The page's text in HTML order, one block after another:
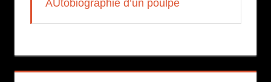
AUtobiographie d’un poulpe